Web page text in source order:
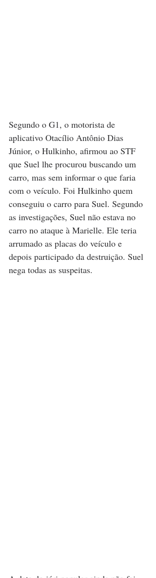
Segundo o G1, o motorista de
aplicativo Otacílio Antônio Dias
Júnior, o Hulkinho, afirmou ao STF
que Suel lhe procurou buscando um
carro, mas sem informar o que faria
com o veículo. Foi Hulkinho quem
conseguiu o carro para Suel. Segundo
as investigações, Suel não estava no
carro no ataque à Marielle. Ele teria
arrumado as placas do veículo e
depois participado da destruição. Suel
nega todas as suspeitas.